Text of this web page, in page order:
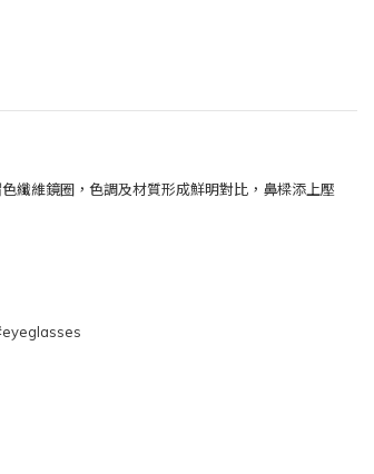
纖維鏡圈，色調及材質形成鮮明對比，鼻樑添上壓